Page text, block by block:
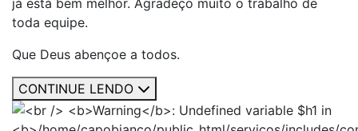
já está bem melhor. Agradeço muito o trabalho de
toda equipe.
Que Deus abençoe a todos.
CONTINUE LENDO